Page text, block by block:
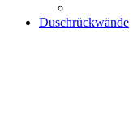
Duschrückwände